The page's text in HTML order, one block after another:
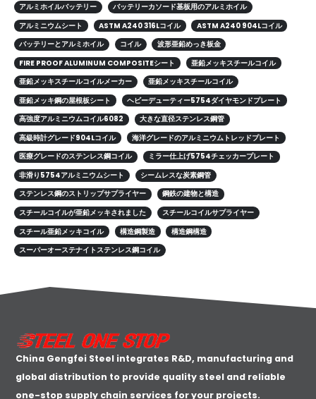
アルミホイルバッテリー
バッテリーカソード基板用のアルミホイル
アルミニウムシート
ASTM A240 316Lコイル
ASTM A240 904Lコイル
バッテリーとアルミホイル
コイル
波形亜鉛めっき板金
FIRE PROOF ALUMINUM COMPOSITEシート
亜鉛メッキスチールコイル
亜鉛メッキスチールコイルメーカー
亜鉛メッキスチールコイル
亜鉛メッキ鋼の屋根板シート
ヘビーデューティー5754ダイヤモンドプレート
高強度アルミニウムコイル6082
大きな直径ステンレス鋼管
高級時計グレード904Lコイル
海洋グレードのアルミニウムトレッドプレート
医療グレードのステンレス鋼コイル
ミラー仕上げ5754チェッカープレート
非滑り5754アルミニウムシート
シームレスな炭素鋼管
ステンレス鋼のストリップサプライヤー
鋼鉄の建物と構造
スチールコイルが亜鉛メッキされました
スチールコイルサプライヤー
スチール亜鉛メッキコイル
構造鋼製造
構造鋼構造
スーパーオーステナイトステンレス鋼コイル
China Gengfei Steel integrates R&D, manufacturing and
global distribution to provide quality steel and reliable
one-stop supply chain services for your projects.